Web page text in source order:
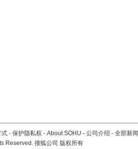
式 - 保护隐私权 - About SOHU - 公司介绍 - 全部新闻
Reserved. 搜狐公司 版权所有